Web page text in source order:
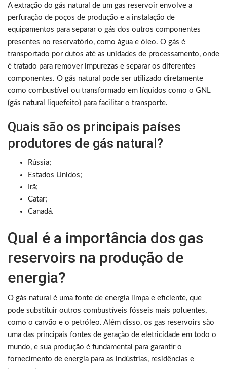
A extração do gás natural de um gas reservoir envolve a
perfuração de poços de produção e a instalação de
equipamentos para separar o gás dos outros componentes
presentes no reservatório, como água e óleo. O gás é
transportado por dutos até as unidades de processamento, onde
é tratado para remover impurezas e separar os diferentes
componentes. O gás natural pode ser utilizado diretamente
como combustível ou transformado em líquidos como o GNL
(gás natural liquefeito) para facilitar o transporte.
Quais são os principais países
produtores de gás natural?
Rússia;
Estados Unidos;
Irã;
Catar;
Canadá.
Qual é a importância dos gas
reservoirs na produção de
energia?
O gás natural é uma fonte de energia limpa e eficiente, que
pode substituir outros combustíveis fósseis mais poluentes,
como o carvão e o petróleo. Além disso, os gas reservoirs são
uma das principais fontes de geração de eletricidade em todo o
mundo, e sua produção é fundamental para garantir o
fornecimento de energia para as indústrias, residências e